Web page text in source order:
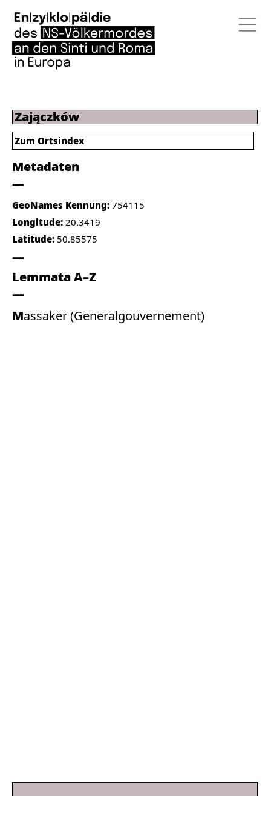
Zajączków
Metadaten
GeoNames Kennung: 754115
Longitude: 20.3419
Latitude: 50.85575
Lemmata A–Z
Massaker (Generalgouvernement)
Zum Ortsindex